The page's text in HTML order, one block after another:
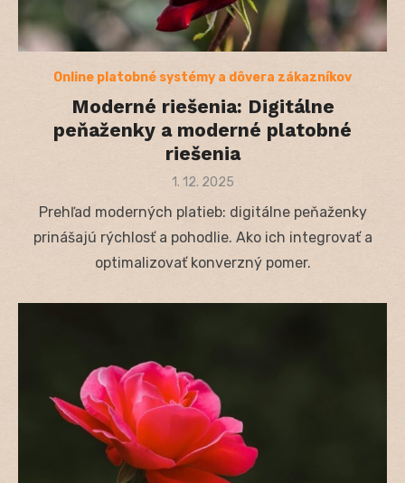
Online platobné systémy a dôvera zákazníkov
Moderné riešenia: Digitálne
peňaženky a moderné platobné
riešenia
Posted
1. 12. 2025
Prehľad moderných platieb: digitálne peňaženky
prinášajú rýchlosť a pohodlie. Ako ich integrovať a
optimalizovať konverzný pomer.